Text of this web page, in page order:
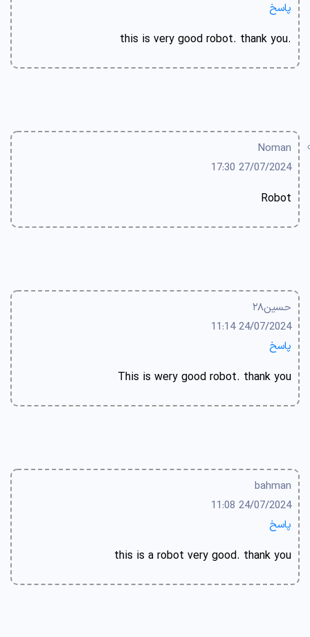
پاسخ
.this is very good robot. thank you
Noman
27/07/2024 17:30
Robot
حسین۲۸
24/07/2024 11:14
پاسخ
This is wery good robot. thank you
bahman
24/07/2024 11:08
پاسخ
this is a robot very good. thank you